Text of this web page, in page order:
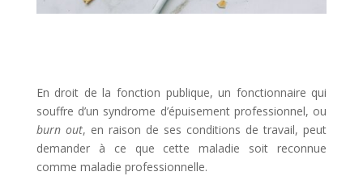
En droit de la fonction publique, un fonctionnaire qui
souffre d’un syndrome d’épuisement professionnel, ou
burn out, en raison de ses conditions de travail, peut
demander à ce que cette maladie soit reconnue
comme maladie professionnelle.